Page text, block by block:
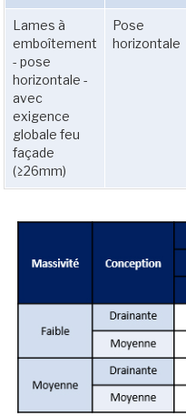
Lames à
emboîtement
- pose
horizontale -
avec
exigence
globale feu
façade
(≥26mm)
Pose
horizontale